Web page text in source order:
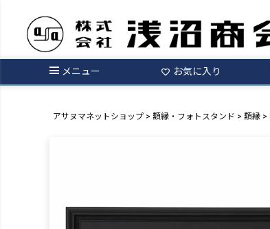
メニュー お気に入り
アサヌマネットショップ 額縁・フォトスタンド 額縁